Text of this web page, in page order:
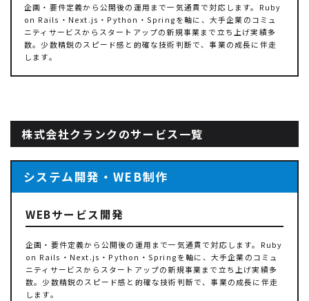
企画・要件定義から公開後の運用まで一気通貫で対応します。Ruby
on Rails・Next.js・Python・Springを軸に、大手企業のコミュ
ニティサービスからスタートアップの新規事業まで立ち上げ実績多
数。少数精鋭のスピード感と的確な技術判断で、事業の成長に伴走
します。
株式会社クランクのサービス一覧
システム開発・WEB制作
WEBサービス開発
企画・要件定義から公開後の運用まで一気通貫で対応します。Ruby
on Rails・Next.js・Python・Springを軸に、大手企業のコミュ
ニティサービスからスタートアップの新規事業まで立ち上げ実績多
数。少数精鋭のスピード感と的確な技術判断で、事業の成長に伴走
します。